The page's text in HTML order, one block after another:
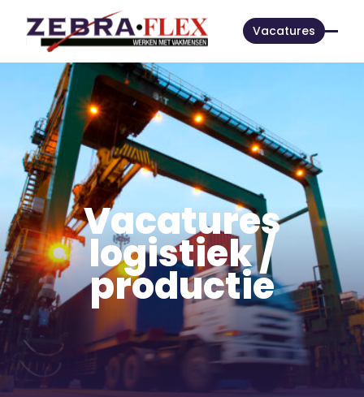
Vacatures
Vacatures
logistiek /
productie